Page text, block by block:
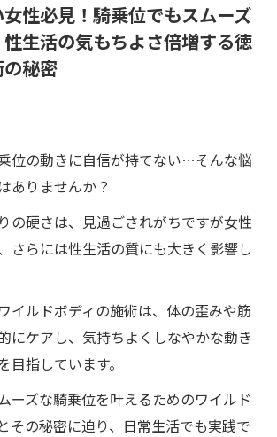
性必見！騎乗位でもスムーズ
生活の気もちよさ倍増する徳
秘密
位の動きに自信が持てない…そんな悩
ありませんか？
の硬さは、見過ごされがちですが女性
さらには性生活の質にも大きく影響し
イルドボディの施術は、体の歪みや筋
にケアし、気持ちよくしなやかな動き
目指しています。
ーズな騎乗位を叶えるためのワイルド
その秘密に迫り、日常生活でも実践で